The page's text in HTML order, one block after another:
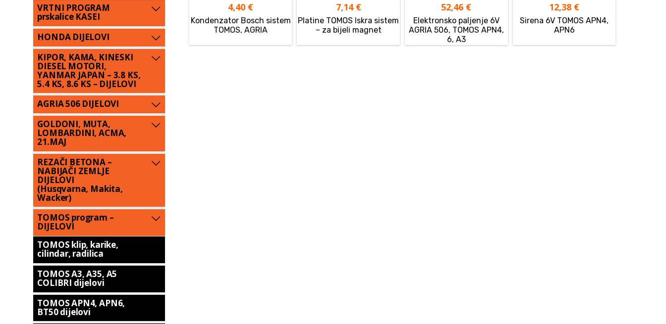
4,40 €
Kondenzator Bosch sistem
TOMOS, AGRIA
7,14 €
Platine TOMOS Iskra sistem
– za bijeli magnet
52,46 €
Elektronsko paljenje 6V
AGRIA 506, TOMOS APN4,
6, A3
12,38 €
Sirena 6V TOMOS APN4,
APN6
VRTNI PROGRAM
prskalice KASEI
HONDA DIJELOVI
KIPOR, KAMA, KINESKI
DIESEL MOTORI,
YANMAR JAPAN – 3.8 KS,
5.4 KS, 8.6 KS – DIJELOVI
AGRIA 506 DIJELOVI
GOLDONI, MUTA,
LOMBARDINI, ACMA,
21.MAJ
REZAČI BETONA –
NABIJAČI ZEMLJE
DIJELOVI
(Husqvarna, Makita,
Wacker)
TOMOS program –
DIJELOVI
TOMOS klip, karike,
cilindar, radilica
TOMOS A3, A35, A5
COLIBRI dijelovi
TOMOS APN4, APN6,
BT50 dijelovi